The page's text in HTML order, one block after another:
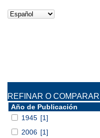
REFINAR O COMPARAR
Año de Publicación
1945 [1]
2006 [1]